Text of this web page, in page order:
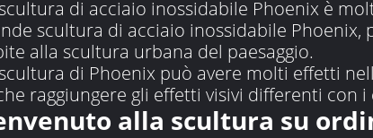
di acciaio inossidabile Phoenix è
scultura di acciaio inossidabile
alla scultura urbana del paesaggio.
di Phoenix può avere molti effetti
raggiungere gli effetti visivi differenti con i
alla scultura su